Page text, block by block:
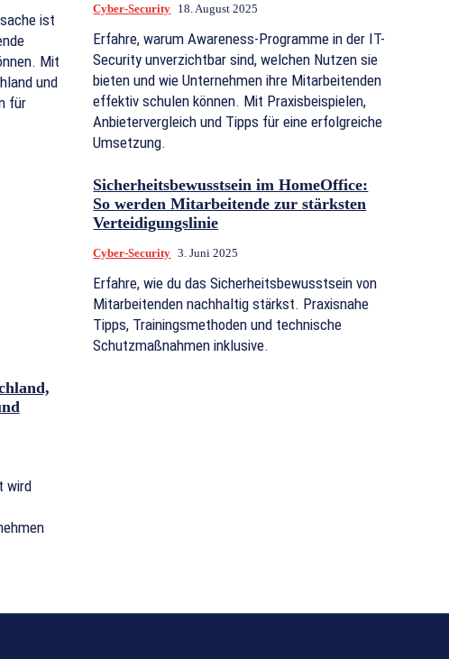
ist
Mit
und
für
Cyber-Security 18. August 2025
Erfahre, warum Awareness-Programme in der IT-
Security unverzichtbar sind, welchen Nutzen sie
bieten und wie Unternehmen ihre Mitarbeitenden
effektiv schulen können. Mit Praxisbeispielen,
Anbietervergleich und Tipps für eine erfolgreiche
Umsetzung.
Sicherheitsbewusstsein im HomeOffice:
So werden Mitarbeitende zur stärksten
Verteidigungslinie
Cyber-Security 3. Juni 2025
Erfahre, wie du das Sicherheitsbewusstsein von
Mitarbeitenden nachhaltig stärkst. Praxisnahe
Tipps, Trainingsmethoden und technische
Schutzmaßnahmen inklusive.
wird